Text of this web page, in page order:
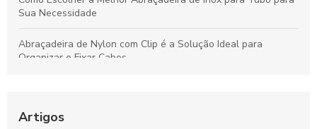
Sua Necessidade
Abraçadeira de Nylon com Clip é a Solução Ideal para
Organizar e Fixar Cabos
Artigos